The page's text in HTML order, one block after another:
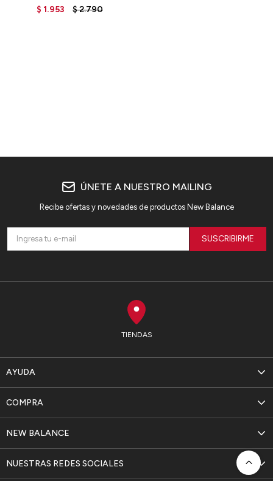
WHITE
$ 1.953 $2.790
TIENDAS
AYUDA
NEW BALANCE
COMPRA
NUESTRAS REDES SOCIALES
ÚNETE A NUESTRO MAILING
Recibe ofertas y novedades de productos New Balance
SUSCRIBIRME